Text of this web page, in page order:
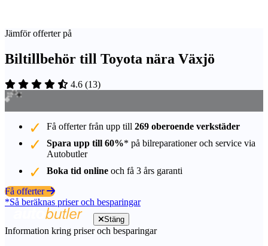
Jämför offerter på
Biltillbehör till Toyota nära Växjö
4.6 (13)
Få offerter från upp till 269 oberoende verkstäder
Spara upp till 60%* på bilreparationer och service via
Autobutler
Boka tid online och få 3 års garanti
Få offerter
*Så beräknas priser och besparingar
Stäng
Information kring priser och besparingar